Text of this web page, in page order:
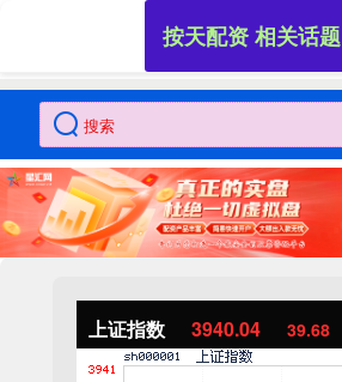
上证指数 3940.04 39.68
按天配资 相关话题